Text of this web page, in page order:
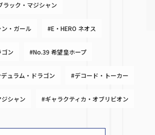
ラック・マジシャン
・ガール #E・HERO ネオス
ン #No.39 希望皇ホープ
ュラム・ドラゴン #デコード・トーカー
シャン #ギャラクティカ・オブリビオン